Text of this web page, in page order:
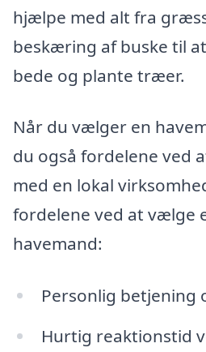
hjælpe med alt fra
beskæring af buske til
bede og plante træer.
Når du vælger en
du også fordelene ved
med en lokal
fordelene ved at vælge
havemand:
Personlig betjening
Hurtig reaktionstid